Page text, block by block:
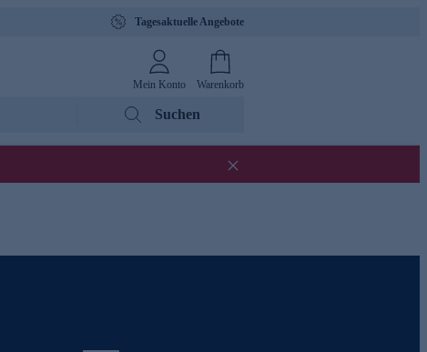
Tagesaktuelle Angebote
Mein Konto Warenkorb
Suchen